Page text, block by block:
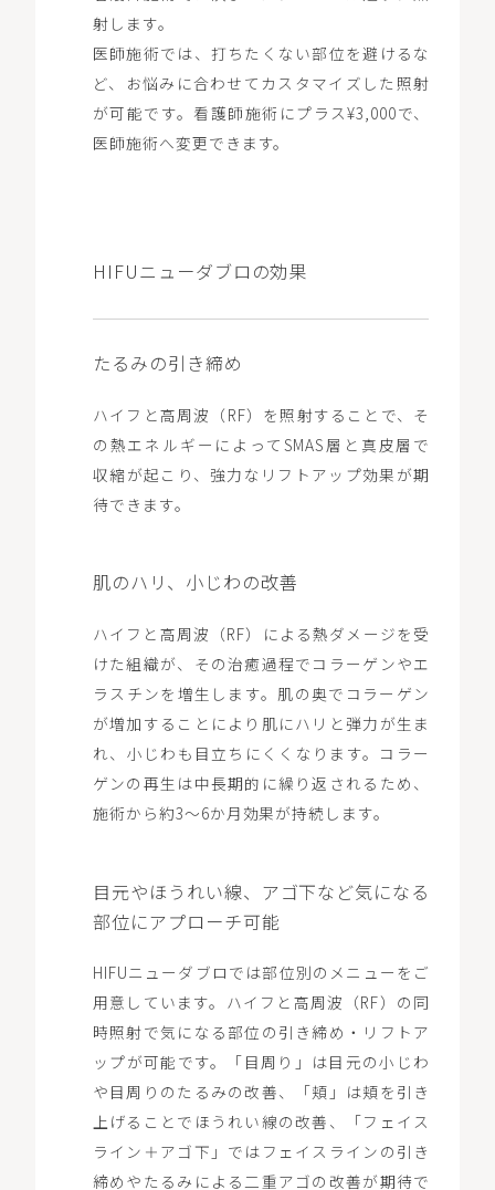
射します。
医師施術では、打ちたくない部位を避けるな
ど、お悩みに合わせてカスタマイズした照射
が可能です。看護師施術にプラス¥3,000で、
医師施術へ変更できます。
HIFUニューダブロの効果
たるみの引き締め
ハイフと高周波（RF）を照射することで、そ
の熱エネルギーによってSMAS層と真皮層で
収縮が起こり、強力なリフトアップ効果が期
待できます。
肌のハリ、小じわの改善
ハイフと高周波（RF）による熱ダメージを受
けた組織が、その治癒過程でコラーゲンやエ
ラスチンを増生します。肌の奥でコラーゲン
が増加することにより肌にハリと弾力が生ま
れ、小じわも目立ちにくくなります。コラー
ゲンの再生は中長期的に繰り返されるため、
施術から約3～6か月効果が持続します。
目元やほうれい線、アゴ下など気になる
部位にアプローチ可能
HIFUニューダブロでは部位別のメニューをご
用意しています。ハイフと高周波（RF）の同
時照射で気になる部位の引き締め・リフトア
ップが可能です。「目周り」は目元の小じわ
や目周りのたるみの改善、「頬」は頬を引き
上げることでほうれい線の改善、「フェイス
ライン＋アゴ下」ではフェイスラインの引き
締めやたるみによる二重アゴの改善が期待で